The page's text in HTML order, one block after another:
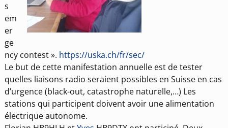
s
em
er
ge
ncy contest ». https://uska.ch/fr/sec/
Le but de cette manifestation annuelle est de tester
quelles liaisons radio seraient possibles en Suisse en cas
d’urgence (black-out, catastrophe naturelle,…) Les
stations qui participent doivent avoir une alimentation
électrique autonome.